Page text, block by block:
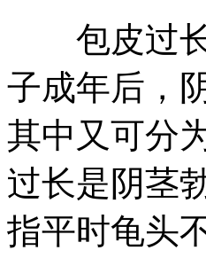
包皮过长
子成年后，
其中又可分
过长是阴茎
指平时龟头